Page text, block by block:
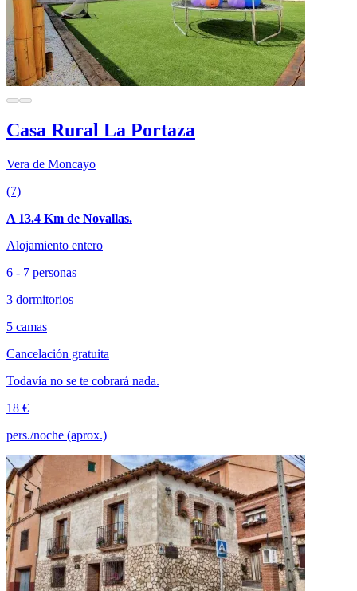
Casa Rural La Portaza
Vera de Moncayo
(7)
A 13.4 Km de Novallas.
Alojamiento entero
6 - 7 personas
3 dormitorios
5 camas
Cancelación gratuita
Todavía no se te cobrará nada.
18 €
pers./noche (aprox.)